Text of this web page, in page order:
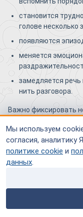
Мы используем
согласия,
политике cookie и
данных.
home
становится
голове несколько
появляются
меняется
замедляется речь
нить разговора.
Важно фиксировать
снижение в
обратиться к врачу.
Чем
болезни
нарушений — и
При болезни